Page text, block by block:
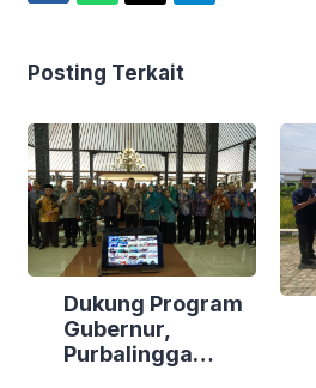
Posting Terkait
Dukung Program
Gubernur,
Purbalingga